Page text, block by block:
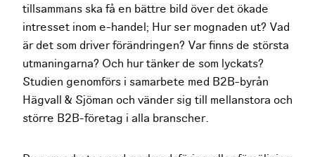
tillsammans ska få en bättre bild över det ökade
intresset inom e-handel; Hur ser mognaden ut? Vad
är det som driver förändringen? Var finns de största
utmaningarna? Och hur tänker de som lyckats?
Studien genomförs i samarbete med B2B-byrån
Hägvall & Sjöman och vänder sig till mellanstora och
större B2B-företag i alla branscher.